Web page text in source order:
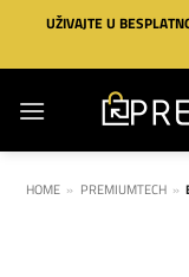
Preskoči
sadržaj
UŽIVAJTE U
HOME » PREMIUMTECH »